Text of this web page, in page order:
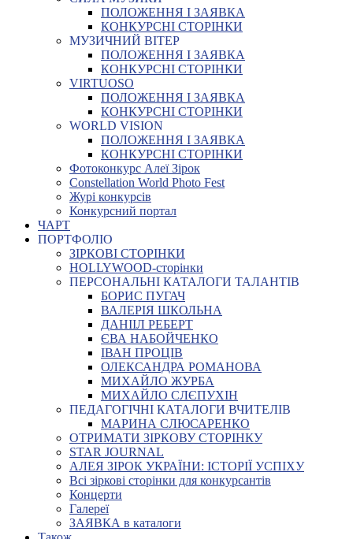
ПОЛОЖЕННЯ І ЗАЯВКА
КОНКУРСНІ СТОРІНКИ
МУЗИЧНИЙ ВІТЕР
ПОЛОЖЕННЯ І ЗАЯВКА
КОНКУРСНІ СТОРІНКИ
VIRTUOSO
ПОЛОЖЕННЯ І ЗАЯВКА
КОНКУРСНІ СТОРІНКИ
WORLD VISION
ПОЛОЖЕННЯ І ЗАЯВКА
КОНКУРСНІ СТОРІНКИ
Фотоконкурс Алеї Зірок
Constellation World Photo Fest
Журі конкурсів
Конкурсний портал
ЧАРТ
ПОРТФОЛІО
ЗІРКОВІ СТОРІНКИ
HOLLYWOOD-сторінки
ПЕРСОНАЛЬНІ КАТАЛОГИ ТАЛАНТІВ
БОРИС ПУГАЧ
ВАЛЕРІЯ ШКОЛЬНА
ДАНІІЛ РЕБЕРТ
ЄВА НАБОЙЧЕНКО
ІВАН ПРОЦІВ
ОЛЕКСАНДРА РОМАНОВА
МИХАЙЛО ЖУРБА
МИХАЙЛО СЛЄПУХІН
ПЕДАГОГІЧНІ КАТАЛОГИ ВЧИТЕЛІВ
МАРИНА СЛЮСАРЕНКО
ОТРИМАТИ ЗІРКОВУ СТОРІНКУ
STAR JOURNAL
АЛЕЯ ЗІРОК УКРАЇНИ: ІСТОРІЇ УСПІХУ
Всі зіркові сторінки для конкурсантів
Концерти
Галереї
ЗАЯВКА в каталоги